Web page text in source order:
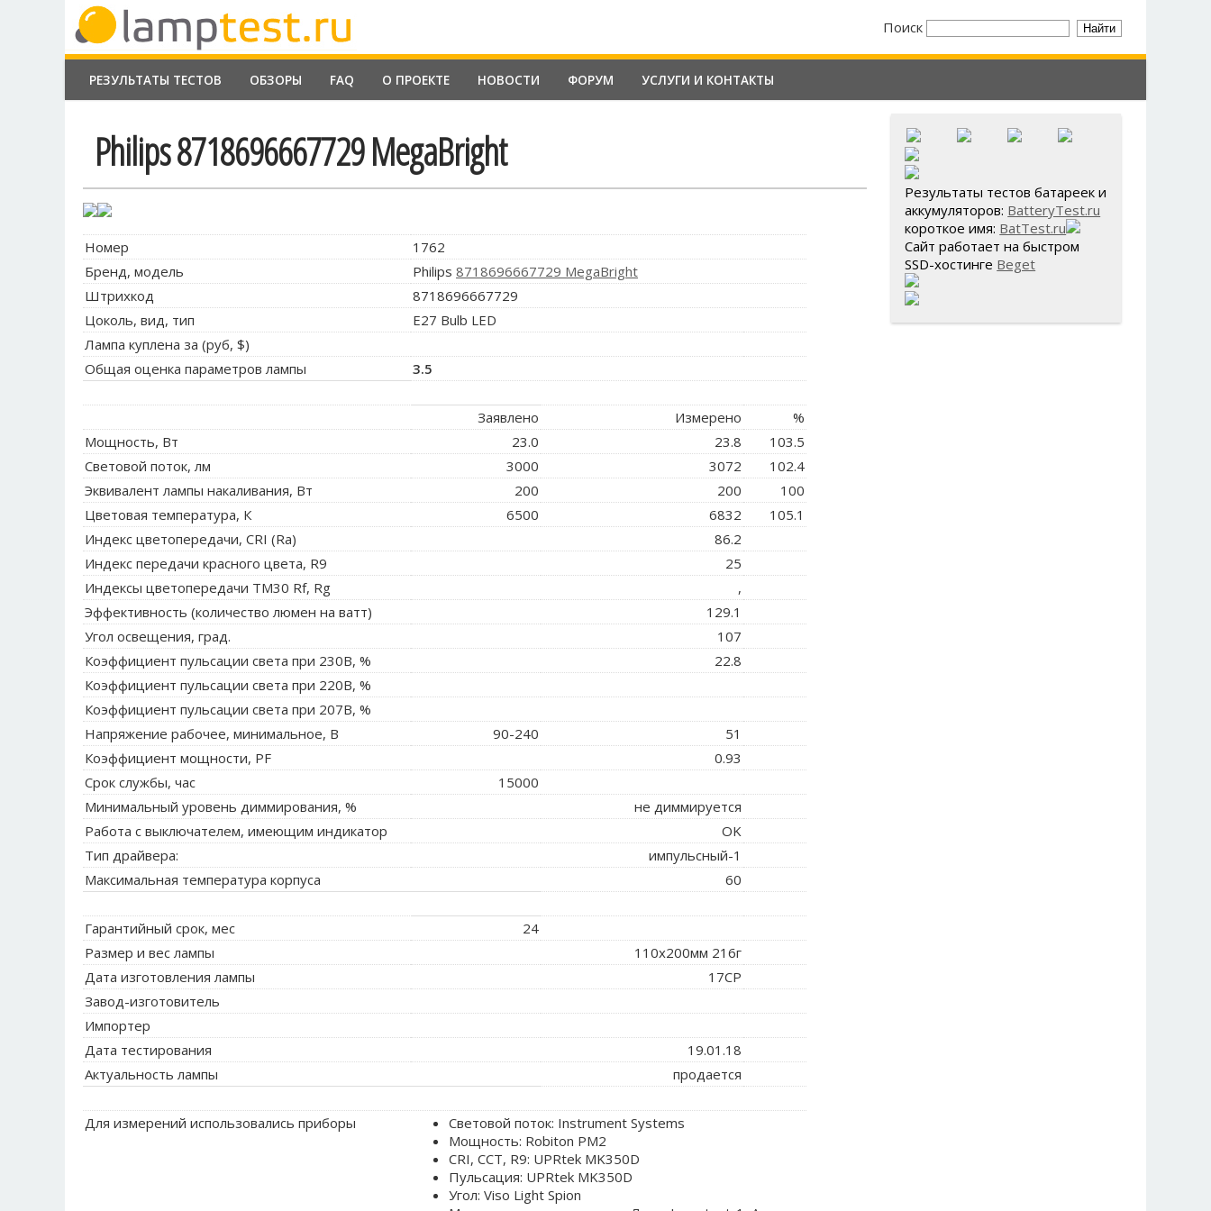
Поиск
РЕЗУЛЬТАТЫ ТЕСТОВ ОБЗОРЫ FAQ О ПРОЕКТЕ НОВОСТИ ФОРУМ УСЛУГИ И КОНТАКТЫ
Philips 8718696667729 MegaBright
Номер
1762
Бренд, модель
Philips 8718696667729 MegaBright
Штрихкод
8718696667729
Цоколь, вид, тип
E27 Bulb LED
Лампа куплена за (руб, $)
Общая оценка параметров лампы
3.5
Заявлено Измерено
%
Мощность, Вт
23.0 23.8
103.5
Световой поток, лм
3000 3072
102.4
Эквивалент лампы накаливания, Вт
200 200
100
Цветовая температура, К
6500 6832
105.1
Индекс цветопередачи, CRI (Ra)
86.2
Индекс передачи красного цвета, R9
25
Индексы цветопередачи TM30 Rf, Rg
,
Эффективность (количество люмен на ватт)
129.1
Угол освещения, град.
107
Коэффициент пульсации света при 230В, %
22.8
Коэффициент пульсации света при 220В, %
Коэффициент пульсации света при 207В, %
Напряжение рабочее, минимальное, В
90-240
51
Коэффициент мощности, PF
0.93
Срок службы, час
15000
Минимальный уровень диммирования, %
не диммируется
Работа с выключателем, имеющим индикатор
OK
Тип драйвера:
импульсный-1
Максимальная температура корпуса
60
Гарантийный срок, мес
24
Размер и вес лампы
110x200мм 216г
Дата изготовления лампы
17CP
Завод-изготовитель
Импортер
Дата тестирования
19.01.18
Актуальность лампы
продается
Для измерений использовались приборы
Световой поток: Instrument Systems
Мощность: Robiton PM2
CRI, CCT, R9: UPRtek MK350D
Пульсация: UPRtek MK350D
Угол: Viso Light Spion
Результаты тестов батареек и
аккумуляторов: BatteryTest.ru
короткое имя: BatTest.ru
Сайт работает на быстром
SSD-хостинге Beget